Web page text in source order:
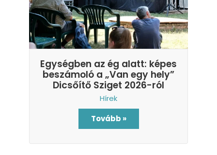
Egységben az ég alatt: képes
beszámoló a „Van egy hely”
Dicsőítő Sziget 2026-ról
Hírek
Tovább »